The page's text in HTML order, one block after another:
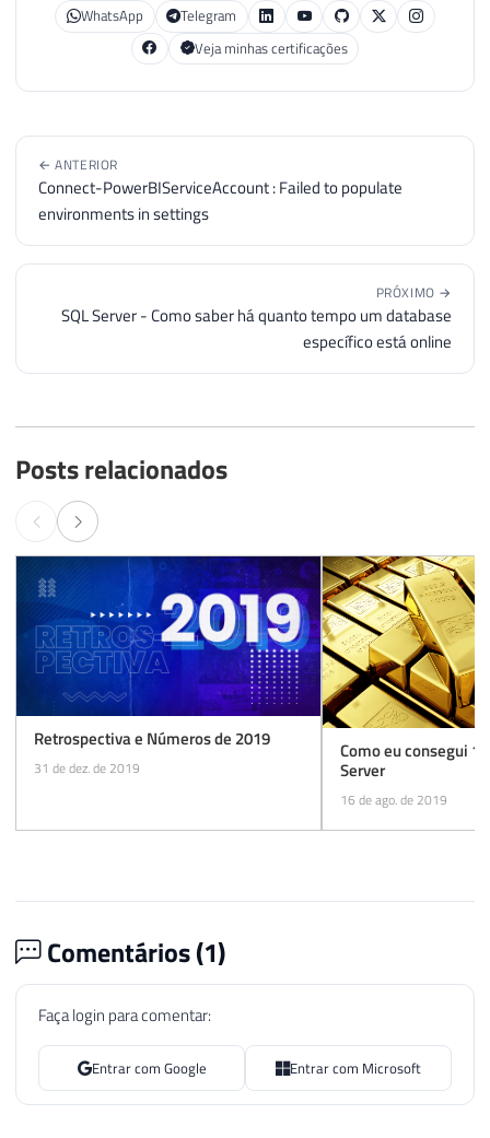
WhatsApp
Telegram
Veja minhas certificações
← ANTERIOR
Connect-PowerBIServiceAccount : Failed to populate
environments in settings
PRÓXIMO →
SQL Server - Como saber há quanto tempo um database
específico está online
Posts relacionados
Retrospectiva e Números de 2019
31 de dez. de 2019
Como eu consegui 1
Server
16 de ago. de 2019
Comentários (1)
Faça login para comentar:
Entrar com Google Entrar com Microsoft